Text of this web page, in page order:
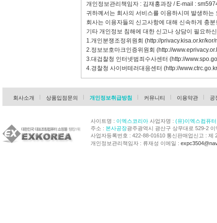
개인정보관리책임자 : 김재홍과장 / E-mail :
귀하꼐서는 회사의 서비스를 이용하시며 발생하
회사는 이용자들의 신고사항에 대해 신속하게 충
기타 개인정보 침해에 대한 신고나 상담이 필요하
1.개인분쟁조정위원회 (http://privacy.kisa.or.kr/
2.정보보호마크인증위원회 (http://
3.대검찰청 인터넷범죄수사센터 (http://
4.경찰청 사이버테러대응센터 (http://
회사소개 상품입점문의 개인정보취급방침 커뮤니티 이용약관 공
사이트명 : 이엑스코리아사업자명 : (유)이엑스컴퓨터
주소 : 본사공장광주광역시 광산구 상무대로 529-2 이
사업자등록번호 : 422-88-01610 통신판매업신고 : 제
개인정보관리책임자 : 류재성 이메일 :